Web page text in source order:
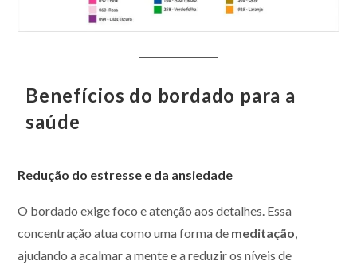
Benefícios do bordado para a
saúde
Redução do estresse e da ansiedade
O bordado exige foco e atenção aos detalhes. Essa
concentração atua como uma forma de meditação,
ajudando a acalmar a mente e a reduzir os níveis de